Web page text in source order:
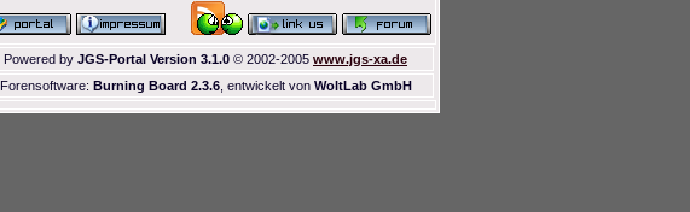
Powered by JGS-Portal Version 3.1.0 © 2002-2005 www.jgs-xa.de
Forensoftware: Burning Board 2.3.6, entwickelt von WoltLab GmbH